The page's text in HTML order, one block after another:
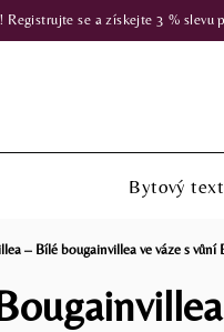
Bytový
se a získejte 3 %
– Bílé bougainvillea ve váze s vůní